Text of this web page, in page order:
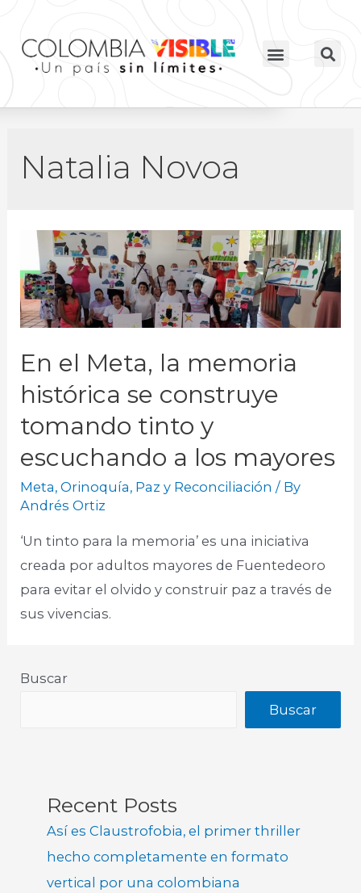
Natalia Novoa
En el Meta, la memoria
histórica se construye
tomando tinto y
escuchando a los mayores
Meta,Orinoquía, Paz y Reconciliación / By
Andrés Ortiz
‘Un tinto para la memoria’ es una iniciativa
creada por adultos mayores de Fuentedeoro
para evitar el olvido y construir paz a través de
sus vivencias.
Buscar
Buscar
Recent Posts
Así es Claustrofobia, el primer thriller
hecho completamente en formato
vertical por una colombiana